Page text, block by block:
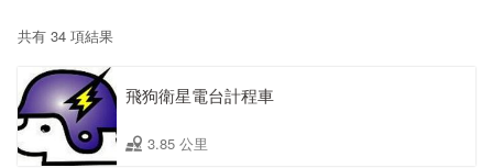
共有 34 項結果
飛狗衛星電台計程車
3.85 公里